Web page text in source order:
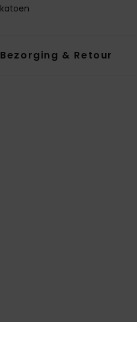
katoen
Bezorging & Retour